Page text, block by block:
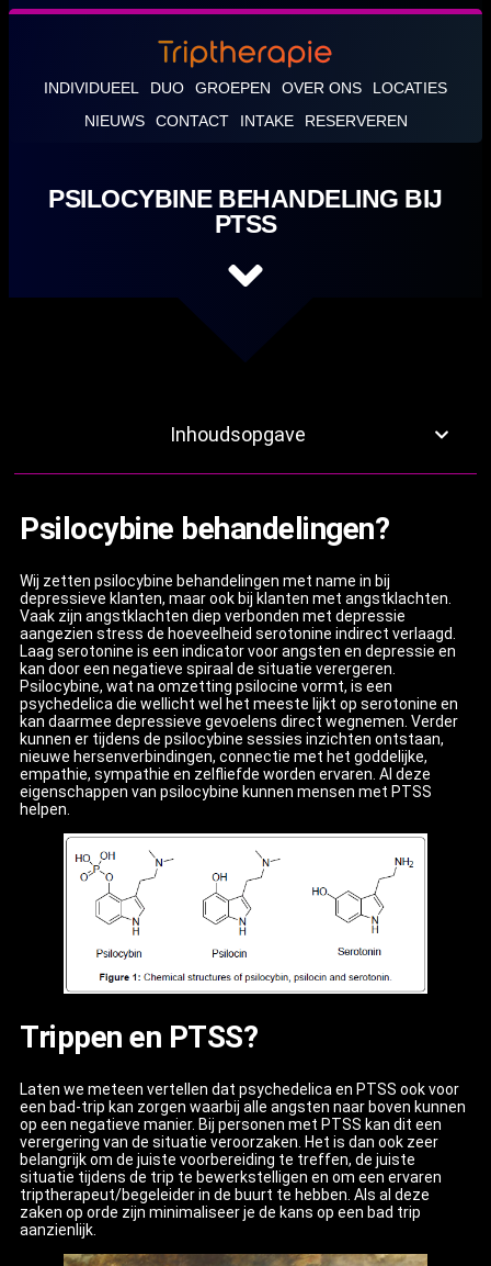
INDIVIDUEEL DUO GROEPEN OVER ONS
LOCATIES
NIEUWS
CONTACT INTAKE RESERVEREN
PSILOCYBINE BEHANDELING BIJ
PTSS
Inhoudsopgave
Psilocybine behandelingen?
Wij zetten psilocybine behandelingen met name in bij
depressieve klanten, maar ook bij klanten met angstklachten.
Vaak zijn angstklachten diep verbonden met depressie
aangezien stress de hoeveelheid serotonine indirect verlaagd.
Laag serotonine is een indicator voor angsten en depressie en
kan door een negatieve spiraal de situatie verergeren.
Psilocybine, wat na omzetting psilocine vormt, is een
psychedelica die wellicht wel het meeste lijkt op serotonine en
kan daarmee depressieve gevoelens direct wegnemen. Verder
kunnen er tijdens de psilocybine sessies inzichten ontstaan,
nieuwe hersenverbindingen, connectie met het goddelijke,
empathie, sympathie en zelfliefde worden ervaren. Al deze
eigenschappen van psilocybine kunnen mensen met PTSS
helpen.
Trippen en PTSS?
Laten we meteen vertellen dat psychedelica en PTSS ook voor
een bad-trip kan zorgen waarbij alle angsten naar boven kunnen
op een negatieve manier. Bij personen met PTSS kan dit een
verergering van de situatie veroorzaken. Het is dan ook zeer
belangrijk om de juiste voorbereiding te treffen, de juiste
situatie tijdens de trip te bewerkstelligen en om een ervaren
triptherapeut/begeleider in de buurt te hebben. Als al deze
zaken op orde zijn minimaliseer je de kans op een bad trip
aanzienlijk.